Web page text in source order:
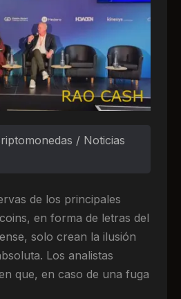
/ Noticias
de los principales
en forma de letras del
solo crean la ilusión
Los analistas
que, en caso de una fuga